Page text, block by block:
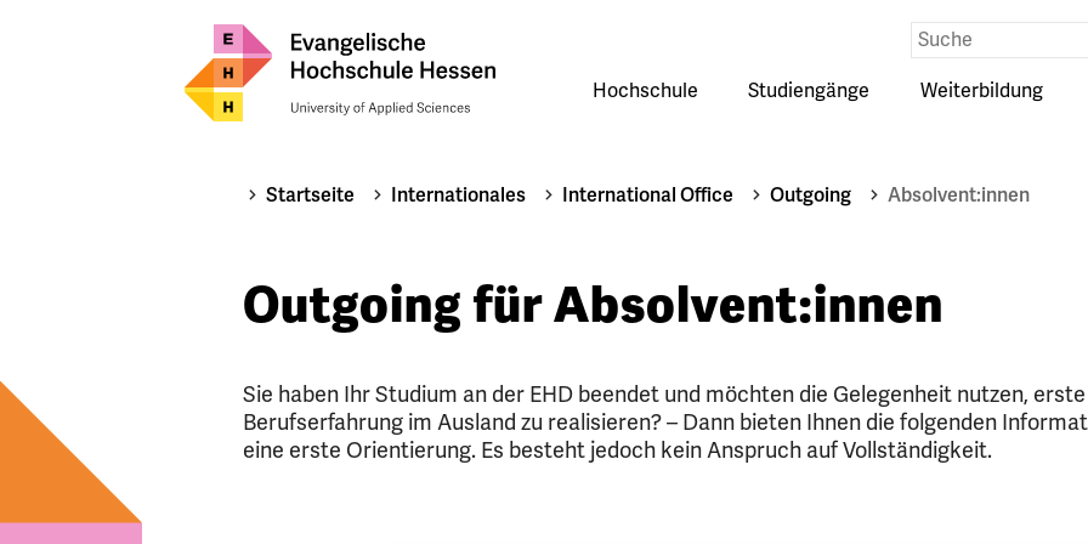
Eingabe
Suche
Hochschule
Untermenü
Studiengänge
Untermenü
Weiterbildung
Untermenü
Startseite Internationales International Office Outgoing Absolvent:innen
Outgoing für Absolvent:innen
Sie haben Ihr Studium an der EHD beendet und möchten die Gelegenheit nutzen, erste
Berufserfahrung im Ausland zu realisieren? – Dann bieten Ihnen die folgenden
eine erste Orientierung. Es besteht jedoch kein Anspruch auf Vollständigkeit.